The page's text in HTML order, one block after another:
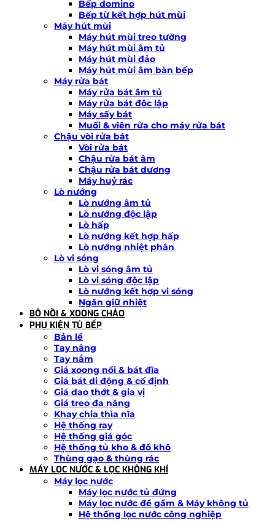
Bếp domino
Bếp từ kết hợp hút mùi
Máy hút mùi
Máy hút mùi treo tường
Máy hút mùi âm tủ
Máy hút mùi đảo
Máy hút mùi âm bàn bếp
Máy rửa bát
Máy rửa bát âm tủ
Máy rửa bát độc lập
Máy sấy bát
Muối & viên rửa cho máy rửa bát
Chậu vòi rửa bát
Vòi rửa bát
Chậu rửa bát âm
Chậu rửa bát dương
Máy huỷ rác
Lò nướng
Lò nướng âm tủ
Lò nướng độc lập
Lò hấp
Lò nướng kết hợp hấp
Lò nướng nhiệt phân
Lò vi sóng
Lò vi sóng âm tủ
Lò vi sóng độc lập
Lò nướng kết hợp vi sóng
Ngăn giữ nhiệt
BỘ NỒI & XOONG CHẢO
PHỤ KIỆN TỦ BẾP
Bản lề
Tay nâng
Tay nắm
Giá xoong nồi & bát đĩa
Giá bát di động & cố định
Giá dao thớt & gia vị
Giá treo đa năng
Khay chia thìa nĩa
Hệ thống ray
Hệ thống giá góc
Hệ thống tủ kho & đồ khô
Thùng gạo & thùng rác
MÁY LỌC NƯỚC & LỌC KHÔNG KHÍ
Máy lọc nước
Máy lọc nước tủ đứng
Máy lọc nước để gầm & Máy không tủ
Hệ thống lọc nước công nghiệp